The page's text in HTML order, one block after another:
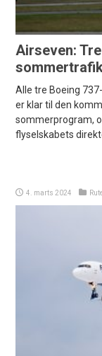
Airseven:
Alle tre Boeing
er klar til den
sommerprogram,
flyselskabets
4. marts 2024